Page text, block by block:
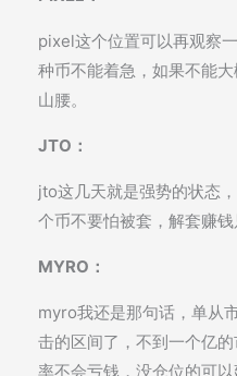
pixel这个位置可以再观察
种币不能着急，如果不能
山腰。
JTO：
jto这几天就是强势的状态
个币不要怕被套，解套赚钱
MYRO：
myro我还是那句话，单从
击的区间了，不到一个亿
率不会亏钱，没仓位的可